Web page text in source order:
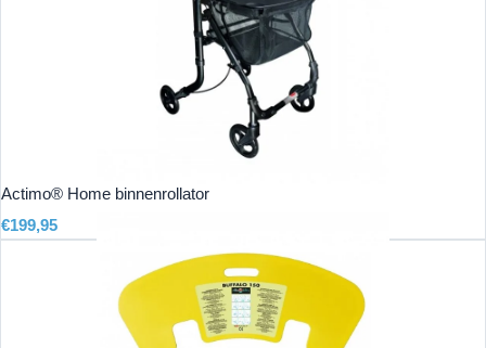
Actimo® Home binnenrollator
€199,95